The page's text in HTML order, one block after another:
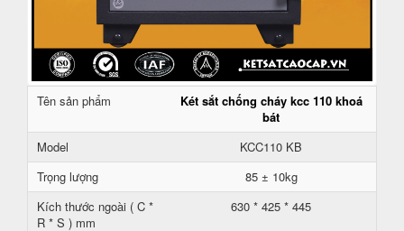
Tên sản phẩm
Két sắt chống cháy kcc 110 khoá
bát
Model
KCC110 KB
Trọng lượng
85 ± 10kg
Kích thước ngoài ( C *
R * S ) mm
630 * 425 * 445